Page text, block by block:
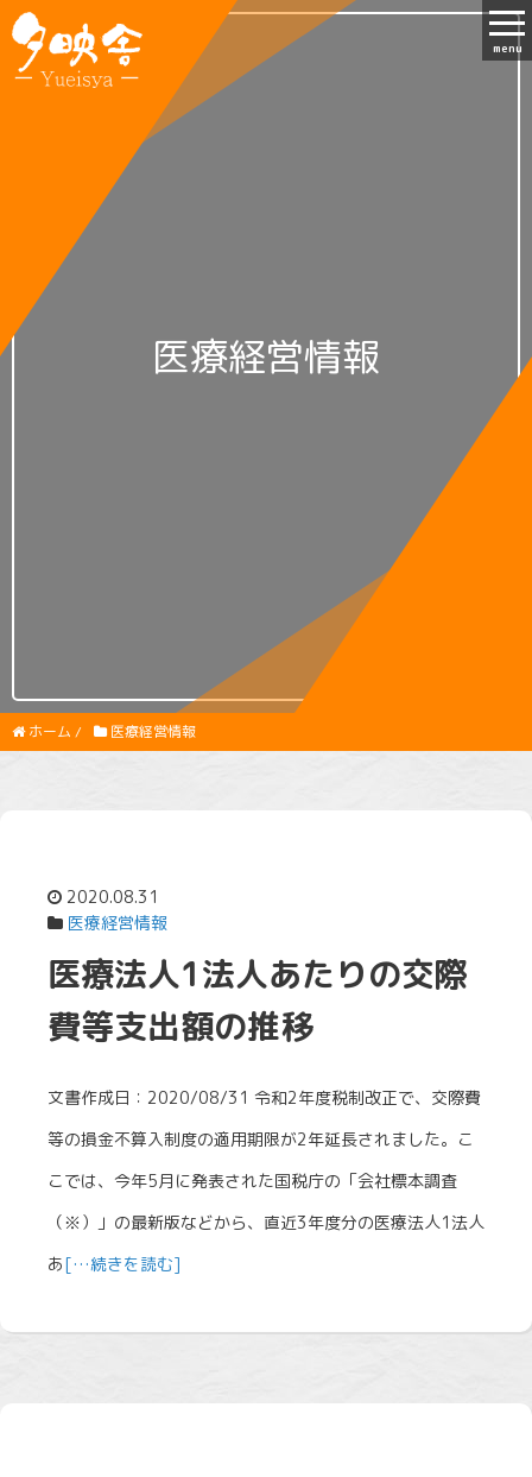
医療経営情報
menu
ホーム / 医療経営情報
2020.08.31
医療経営情報
医療法人1法人あたりの交際
費等支出額の推移
文書作成日：2020/08/31 令和2年度税制改正で、交際費
等の損金不算入制度の適用期限が2年延長されました。こ
こでは、今年5月に発表された国税庁の「会社標本調査
（※）」の最新版などから、直近3年度分の医療法人1法人
あ[…続きを読む]